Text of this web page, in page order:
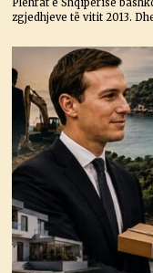
zgjedhjeve të vitit 2013.